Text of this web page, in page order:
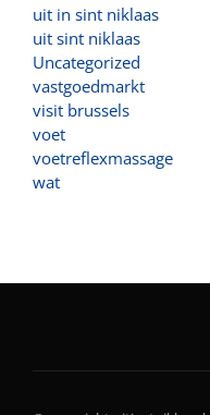
uit in sint niklaas
uit sint niklaas
Uncategorized
vastgoedmarkt
visit brussels
voet
voetreflexmassage
wat